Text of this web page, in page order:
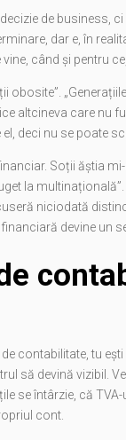
de business,
dar e, în
când și pentru
obosite”.
altcineva care nu
deci nu se poate
Soții ăștia
la
niciodată
devine un
contabilitate, tu
să devină vizibil.
se întârzie, că
cont.